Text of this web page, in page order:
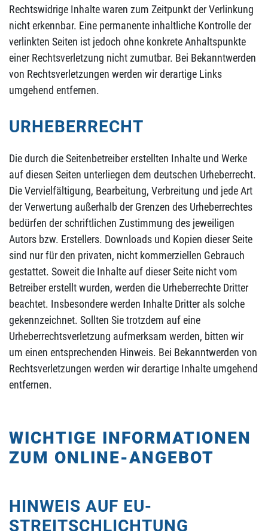
Rechtswidrige Inhalte waren zum Zeitpunkt der Verlinkung
nicht erkennbar. Eine permanente inhaltliche Kontrolle der
verlinkten Seiten ist jedoch ohne konkrete Anhaltspunkte
einer Rechtsverletzung nicht zumutbar. Bei Bekanntwerden
von Rechtsverletzungen werden wir derartige Links
umgehend entfernen.
URHEBERRECHT
Die durch die Seitenbetreiber erstellten Inhalte und Werke
auf diesen Seiten unterliegen dem deutschen Urheberrecht.
Die Vervielfältigung, Bearbeitung, Verbreitung und jede Art
der Verwertung außerhalb der Grenzen des Urheberrechtes
bedürfen der schriftlichen Zustimmung des jeweiligen
Autors bzw. Erstellers. Downloads und Kopien dieser Seite
sind nur für den privaten, nicht kommerziellen Gebrauch
gestattet. Soweit die Inhalte auf dieser Seite nicht vom
Betreiber erstellt wurden, werden die Urheberrechte Dritter
beachtet. Insbesondere werden Inhalte Dritter als solche
gekennzeichnet. Sollten Sie trotzdem auf eine
Urheberrechtsverletzung aufmerksam werden, bitten wir
um einen entsprechenden Hinweis. Bei Bekanntwerden von
Rechtsverletzungen werden wir derartige Inhalte umgehend
entfernen.
WICHTIGE INFORMATIONEN
ZUM ONLINE-ANGEBOT
HINWEIS AUF EU-
STREITSCHLICHTUNG